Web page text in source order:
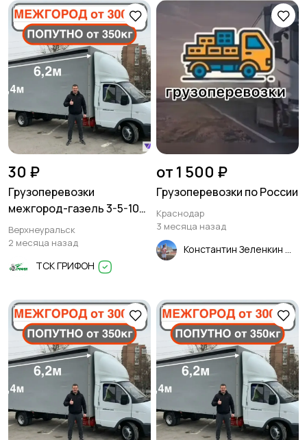
30 ₽
Грузоперевозки
межгород-газель 3-5-10
тонн
Верхнеуральск
2 месяца назад
ТСК ГРИФОН
от 1 500 ₽
Грузоперевозки по России
Краснодар
3 месяца назад
Константин Зеленкин